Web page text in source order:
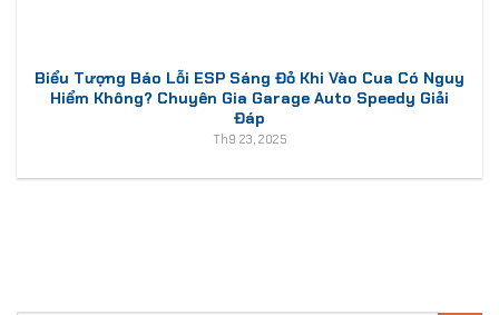
Biểu Tượng Báo Lỗi ESP Sáng Đỏ Khi Vào Cua Có Nguy
Hiểm Không? Chuyên Gia Garage Auto Speedy Giải
Đáp
Th9 23, 2025